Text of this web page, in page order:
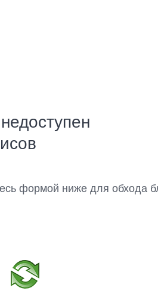
формой ниже для обхода